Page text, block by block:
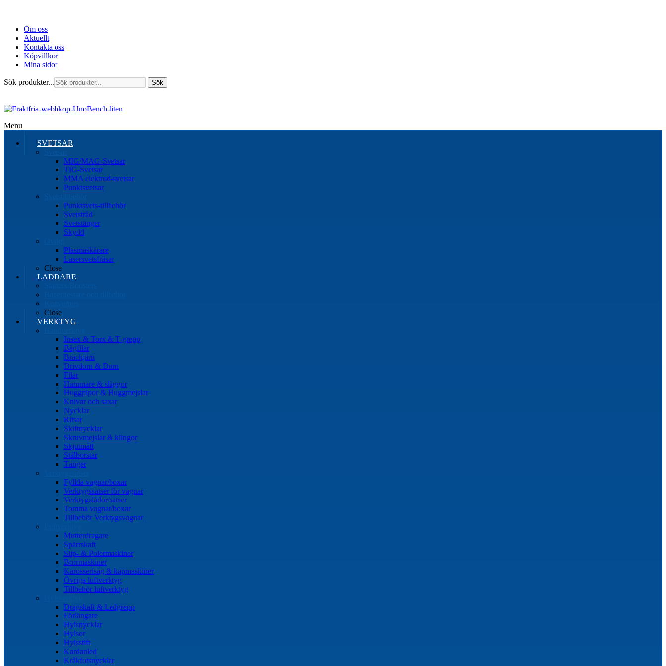
Om oss
Aktuellt
Kontakta oss
Köpvillkor
Mina sidor
Sök produkter... Sök
Menu
SVETSAR
MIG/MAG-Svetsar
TIG-Svetsar
MMA elektrod-svetsar
Punktsvetsar
Punktsvets-tillbehör
Svetstråd
Svetstänger
Skydd
Plasmaskärare
Lasersvetsfräsar
Close
LADDARE
Close
VERKTYG
Insex & Torx & T-grepp
Bågfilar
Bräckjärn
Drivdorn & Dorn
Filar
Hammare & släggor
Huggpipor & Huggmejslar
Knivar och saxar
Nycklar
Ritsar
Skiftnycklar
Skruvmejslar & klingor
Skjutmått
Stålborstar
Tänger
Fyllda vagnar/boxar
Verktygssatser för vagnar
Verktygslådor/satser
Tomma vagnar/boxar
Tillbehör Verktygsvagnar
Mutterdragare
Spärrskaft
Slip- & Polermaskiner
Borrmaskiner
Karosserisåg & kapmaskiner
Övriga luftverktyg
Tillbehör luftverktyg
Dragskaft & Ledgrepp
Förlängare
Hylsnycklar
Hylsor
Hylsstift
Kardanled
Kråkfotsnycklar